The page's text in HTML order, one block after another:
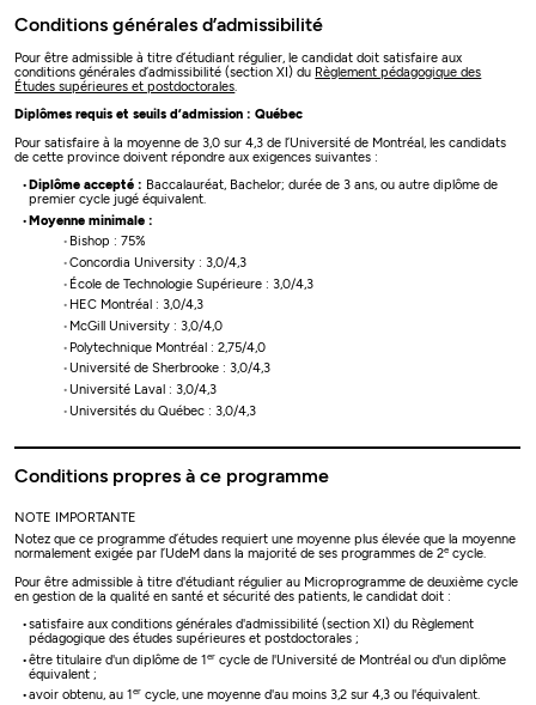
Conditions générales d’admissibilité
Pour être admissible à titre d’étudiant régulier, le candidat doit satisfaire aux
conditions générales d’admissibilité (section XI) du Règlement pédagogique des
Études supérieures et postdoctorales.
Diplômes requis et seuils d’admission : Québec
Pour satisfaire à la moyenne de 3,0 sur 4,3 de l’Université de Montréal, les candidats
de cette province doivent répondre aux exigences suivantes :
Diplôme accepté : Baccalauréat, Bachelor; durée de 3 ans, ou autre diplôme de
premier cycle jugé équivalent.
Moyenne minimale :
Bishop : 75%
Concordia University : 3,0/4,3
École de Technologie Supérieure : 3,0/4,3
HEC Montréal : 3,0/4,3
McGill University : 3,0/4,0
Polytechnique Montréal : 2,75/4,0
Université de Sherbrooke : 3,0/4,3
Université Laval : 3,0/4,3
Universités du Québec : 3,0/4,3
Conditions propres à ce programme
NOTE IMPORTANTE
Notez que ce programme d’études requiert une moyenne plus élevée que la moyenne
normalement exigée par l’UdeM dans la majorité de ses programmes de 2e cycle.
Pour être admissible à titre d'étudiant régulier au Microprogramme de deuxième cycle
en gestion de la qualité en santé et sécurité des patients, le candidat doit :
satisfaire aux conditions générales d'admissibilité (section XI) du Règlement
pédagogique des études supérieures et postdoctorales ;
être titulaire d'un diplôme de 1ercycle de l'Université de Montréal ou d'un diplôme
équivalent ;
avoir obtenu, au 1 ercycle, une moyenne d'au moins 3,2 sur 4,3 ou l'équivalent.